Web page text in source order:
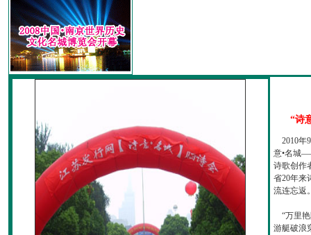
“诗
2010年
意•名城
诗歌创作
省20年来
流连忘返
“万里艳
游艇破浪